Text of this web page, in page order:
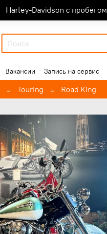
Harley-Davidson с пробегом
Вакансии Запись на сервис
Touring Road King